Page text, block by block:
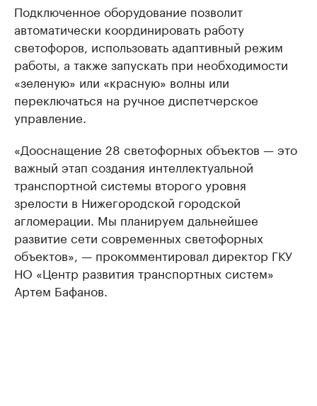
Подключенное оборудование позволит
автоматически координировать работу
светофоров, использовать адаптивный режим
работы, а также запускать при необходимости
«зеленую» или «красную» волны или
переключаться на ручное диспетчерское
управление.
«Дооснащение 28 светофорных объектов — это
важный этап создания интеллектуальной
транспортной системы второго уровня
зрелости в Нижегородской городской
агломерации. Мы планируем дальнейшее
развитие сети современных светофорных
объектов», — прокомментировал директор ГКУ
НО «Центр развития транспортных систем»
Артем Бафанов.